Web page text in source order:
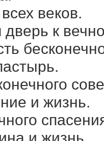
веков.
к
и жизнь.
и жизнь.